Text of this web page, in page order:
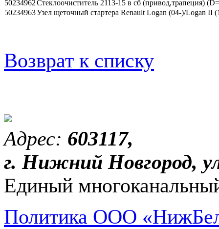
50234962Стеклоочиститель 2113-15 в сб (привод,трапеция)
50234963Узел щеточный стартера Renault Logan (04-)/Logan II
Возврат к списку
Адрес: 603117,
г. Нижний Новгород,
Единый
Политика ООО